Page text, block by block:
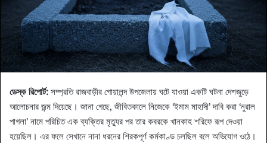
ডেস্ক রিপোর্ট: সম্প্রতি রাজবাড়ীর গোয়ালন্দ উপজেলায় ঘটে যাওয়া একটি ঘটনা দেশজুড়ে
আলোচনার জন্ম দিয়েছে। জানা গেছে, জীবিতকালে নিজেকে ‘ইমাম মাহাদী’ দাবি করা ‘নুরাল
পাগলা’ নামে পরিচিত এক ব্যক্তির মৃত্যুর পর তার কবরকে খানকাহ শরিফে রূপ দেওয়া
হয়েছিল। এর ফলে সেখানে নানা ধরনের শিরকপূর্ণ কর্মকাণ্ড চলছিল বলে অভিযোগ ওঠে।